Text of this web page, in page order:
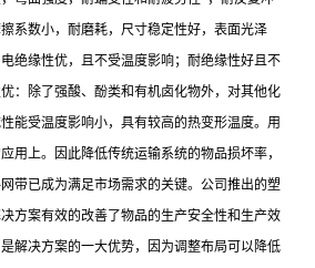
系数小，耐磨耗，尺寸稳定性好，表面光泽
绝缘性优，且不受温度影响；耐绝缘性好且不
：除了强酸、酚类和有机卤化物外，对其他化
能受温度影响小，具有较高的热变形温度。用
用上。因此降低传统运输系统的物品损坏率，
带已成为满足市场需求的关键。公司推出的塑
方案有效的改善了物品的生产安全性和生产效
解决方案的一大优势，因为调整布局可以降低